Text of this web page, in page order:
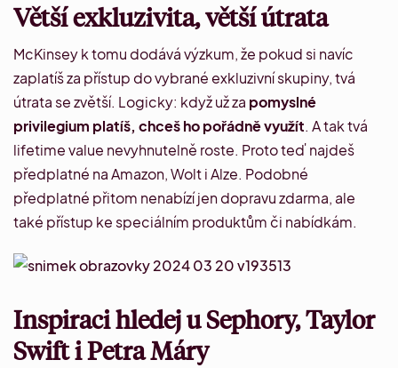
Větší exkluzivita, větší útrata
McKinseyk tomu dodává výzkum, že pokud si navíc
zaplatíš za přístup do vybrané exkluzivní skupiny, tvá
útrata se zvětší. Logicky: když už za pomyslné
privilegium platíš, chceš ho pořádně využít. A tak tvá
lifetime value nevyhnutelně roste. Proto teď najdeš
předplatné na Amazon, Wolt i Alze. Podobné
předplatné přitom nenabízí jen dopravu zdarma, ale
také přístup ke speciálním produktům či nabídkám.
Inspiraci hledej u Sephory, Taylor
Swift i Petra Máry